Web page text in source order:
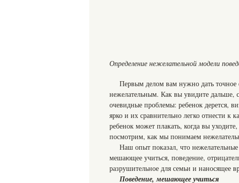
Определение нежелательной модели
Первым делом вам нужно дать точное
нежелательным. Как вы увидите дальше,
очевидные проблемы: ребенок дерется,
ярко и их сравнительно легко отнести
ребенок может плакать, когда вы
посмотрим, как мы понимаем
Наш опыт показал, что
мешающее учиться, поведение,
разрушительное для семьи и наносящее
Поведение, мешающее учиться